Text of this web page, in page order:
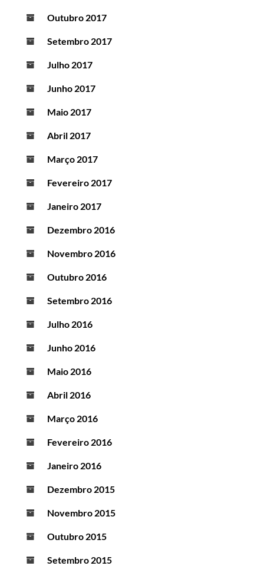
Outubro 2017
Setembro 2017
Julho 2017
Junho 2017
Maio 2017
Abril 2017
Março 2017
Fevereiro 2017
Janeiro 2017
Dezembro 2016
Novembro 2016
Outubro 2016
Setembro 2016
Julho 2016
Junho 2016
Maio 2016
Abril 2016
Março 2016
Fevereiro 2016
Janeiro 2016
Dezembro 2015
Novembro 2015
Outubro 2015
Setembro 2015